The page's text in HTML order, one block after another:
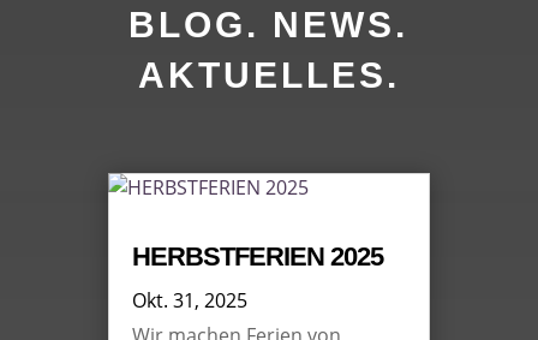
BLOG. NEWS.
AKTUELLES.
HERBSTFERIEN 2025
Okt. 31, 2025